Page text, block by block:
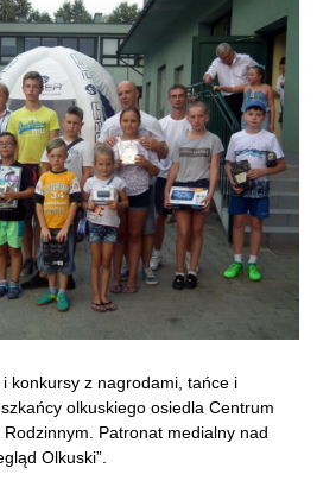
konkursy z nagrodami, tańce i
olkuskiego osiedla Centrum
Patronat medialny nad
Olkuski”.